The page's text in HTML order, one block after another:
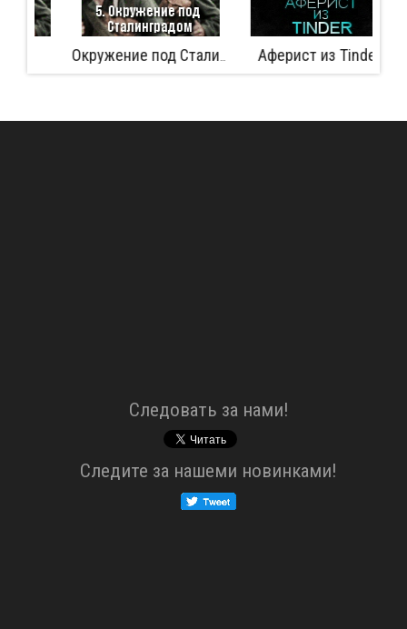
Окружение под Сталинградом Аферист из Tinder
Cледовать за нами!
Cледите за нашеми новинками!